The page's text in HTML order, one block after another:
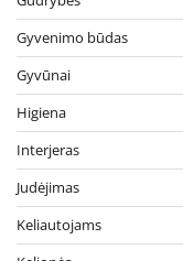
Gyvenimo būdas
Gyvūnai
Higiena
Interjeras
Judėjimas
Keliautojams